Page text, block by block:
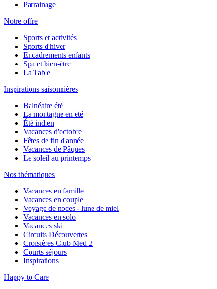
Parrainage
Notre offre
Sports et activités
Sports d'hiver
Encadrements enfants
Spa et bien-être
La Table
Inspirations saisonnières
Balnéaire été
La montagne en été
Été indien
Vacances d'octobre
Fêtes de fin d'année
Vacances de Pâques
Le soleil au printemps
Nos thématiques
Vacances en famille
Vacances en couple
Voyage de noces - lune de miel
Vacances en solo
Vacances ski
Circuits Découvertes
Croisières Club Med 2
Courts séjours
Inspirations
Happy to Care